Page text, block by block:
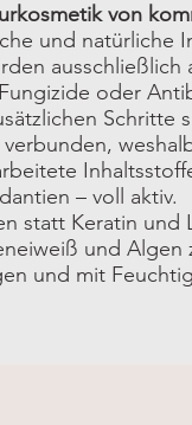
von
und natürliche
oder
– voll aktiv.
statt Keratin
und
und mit